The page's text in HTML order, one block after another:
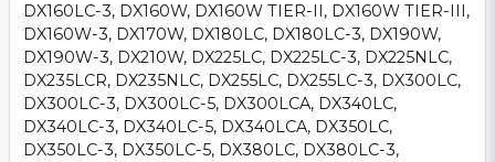
DX160LC-3, DX160W, DX160W TIER-II, DX160W TIER-III,
DX160W-3, DX170W, DX180LC, DX180LC-3, DX190W,
DX190W-3, DX210W, DX225LC, DX225LC-3, DX225NLC,
DX235LCR, DX235NLC, DX255LC, DX255LC-3, DX300LC,
DX300LC-3, DX300LC-5, DX300LCA, DX340LC,
DX340LC-3, DX340LC-5, DX340LCA, DX350LC,
DX350LC-3, DX350LC-5, DX380LC, DX380LC-3,